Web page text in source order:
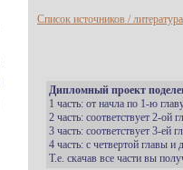
Список источников / литература
Дипломный проект
1 часть: от начла по 1-ю
2 часть: соответствует 2-ой
3 часть: соответствует 3-ей
4 часть: с четвертой главы и
Т.е. скачав все части вы